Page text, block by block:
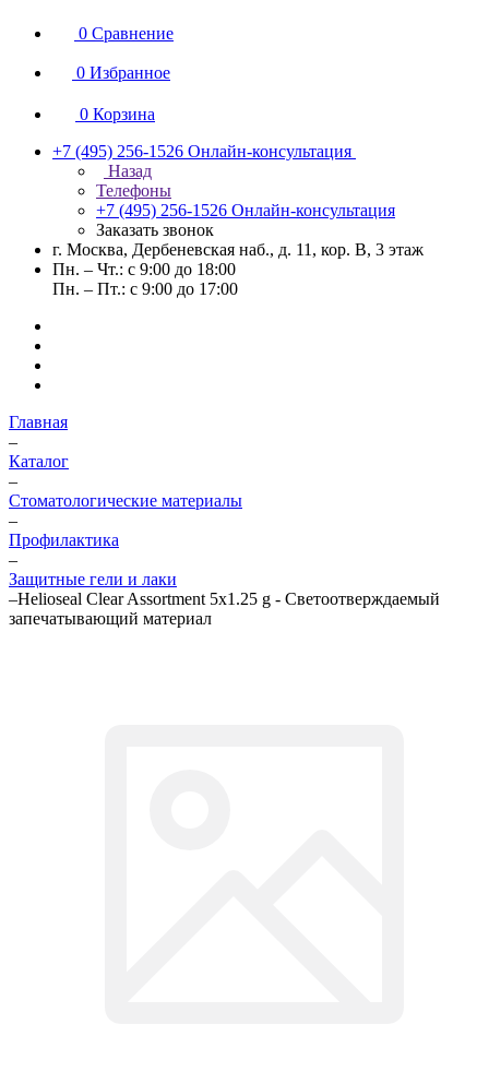
0 Сравнение
0 Избранное
0 Корзина
+7 (495) 256-1526 Онлайн-консультация
Назад
Телефоны
+7 (495) 256-1526 Онлайн-консультация
Заказать звонок
г. Москва, Дербеневская наб., д. 11, кор. В, 3 этаж
Пн. – Чт.: с 9:00 до 18:00
Пн. – Пт.: с 9:00 до 17:00
Главная
–
Каталог
–
Стоматологические материалы
–
Профилактика
–
Защитные гели и лаки
–Helioseal Clear Assortment 5x1.25 g - Светоотверждаемый
запечатывающий материал